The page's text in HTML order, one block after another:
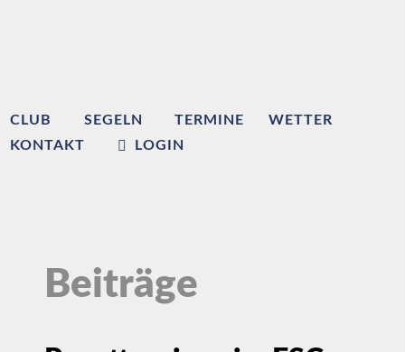
CLUB SEGELN TERMINE
WETTER
KONTAKT
LOGIN
Beiträge